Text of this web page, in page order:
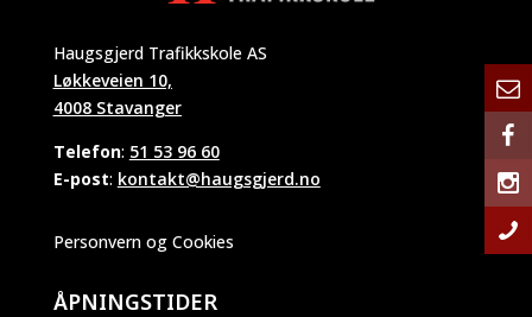
Haugsgjerd Trafikkskole AS
Løkkeveien 10,
4008 Stavanger
Telefon: 51 53 96 60
E-post: kontakt@haugsgjerd.no
Personvern og Cookies
ÅPNINGSTIDER